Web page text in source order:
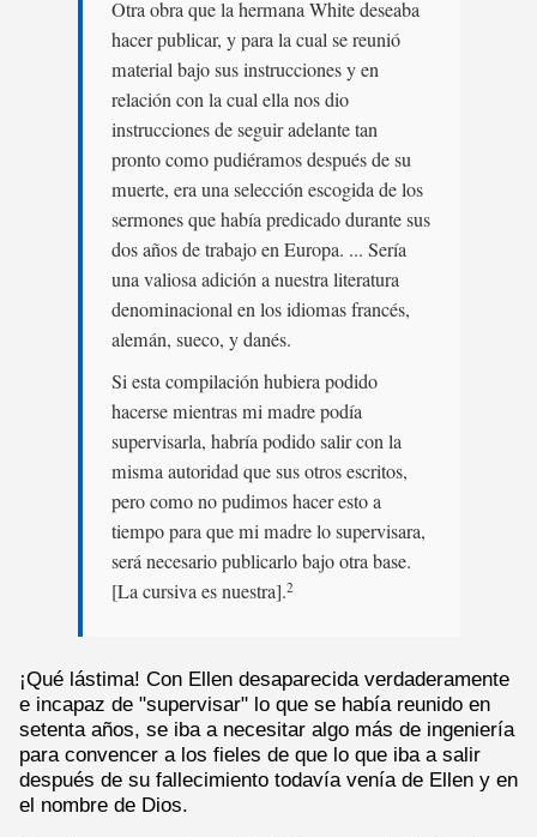
Otra obra que la hermana White deseaba
hacer publicar, y para la cual se reunió
material bajo sus instrucciones y en
relación con la cual ella nos dio
instrucciones de seguir adelante tan
pronto como pudiéramos después de su
muerte, era una selección escogida de los
sermones que había predicado durante sus
dos años de trabajo en Europa. ... Sería
una valiosa adición a nuestra literatura
denominacional en los idiomas francés,
alemán, sueco, y danés.
Si esta compilación hubiera podido
hacerse mientras mi madre podía
supervisarla, habría podido salir con la
misma autoridad que sus otros escritos,
pero como no pudimos hacer esto a
tiempo para que mi madre lo supervisara,
será necesario publicarlo bajo otra base.
[La cursiva es nuestra].2
¡Qué lástima! Con Ellen desaparecida verdaderamente
e incapaz de "supervisar" lo que se había reunido en
setenta años, se iba a necesitar algo más de ingeniería
para convencer a los fieles de que lo que iba a salir
después de su fallecimiento todavía venía de Ellen y en
el nombre de Dios.